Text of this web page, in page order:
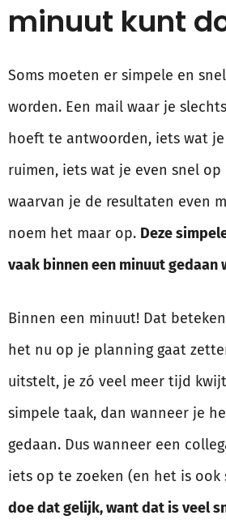
minuut kunt
Soms moeten er simpele en
worden. Een mail waar je slechts
hoeft te antwoorden, iets wat
ruimen, iets wat je even snel
waarvan je de resultaten even
noem het maar op. Deze
vaak binnen een minuut gedaan
Binnen een minuut! Dat
het nu op je planning gaat
uitstelt, je zó veel meer tijd
simpele taak, dan wanneer je
gedaan. Dus wanneer een
iets op te zoeken (en het is ook
doe dat gelijk, want dat is veel